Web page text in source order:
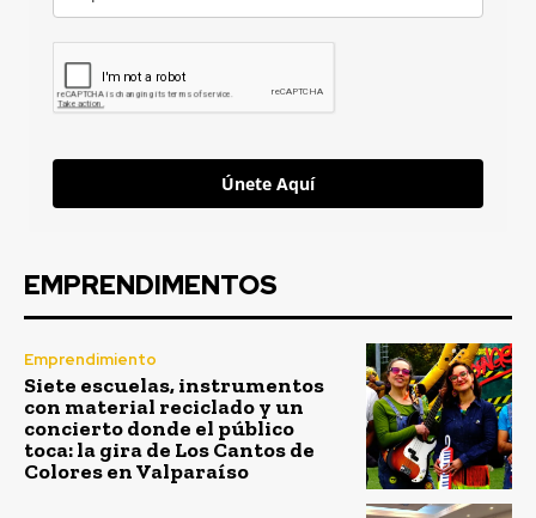
Únete Aquí
EMPRENDIMENTOS
Emprendimiento
Siete escuelas, instrumentos
con material reciclado y un
concierto donde el público
toca: la gira de Los Cantos de
Colores en Valparaíso